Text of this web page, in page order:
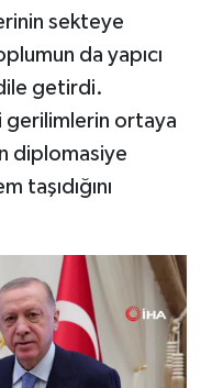
sekteye
da yapıcı
getirdi.
gerilimlerin ortaya
diplomasiye
taşıdığını